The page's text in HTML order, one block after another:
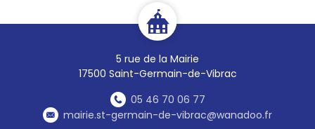
5 rue de la Mairie
17500 Saint-Germain-de-Vibrac
05 46 70 06 77
mairie.st-germain-de-vibrac@wanadoo.fr